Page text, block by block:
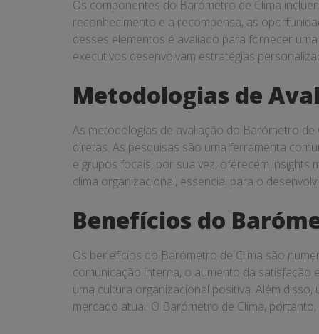
Os componentes do Barómetro de Clima
reconhecimento e a recompensa, as
desses elementos é avaliado para fornecer
executivos desenvolvam estratégias
Metodologias de
As metodologias de avaliação do Barómetro de
diretas. As pesquisas são uma ferramenta
e grupos focais, por sua vez, oferecem
clima organizacional, essencial para o
Benefícios do
Os benefícios do Barómetro de Clima são
comunicação interna, o aumento da
uma cultura organizacional positiva. Além
mercado atual. O Barómetro de Clima,